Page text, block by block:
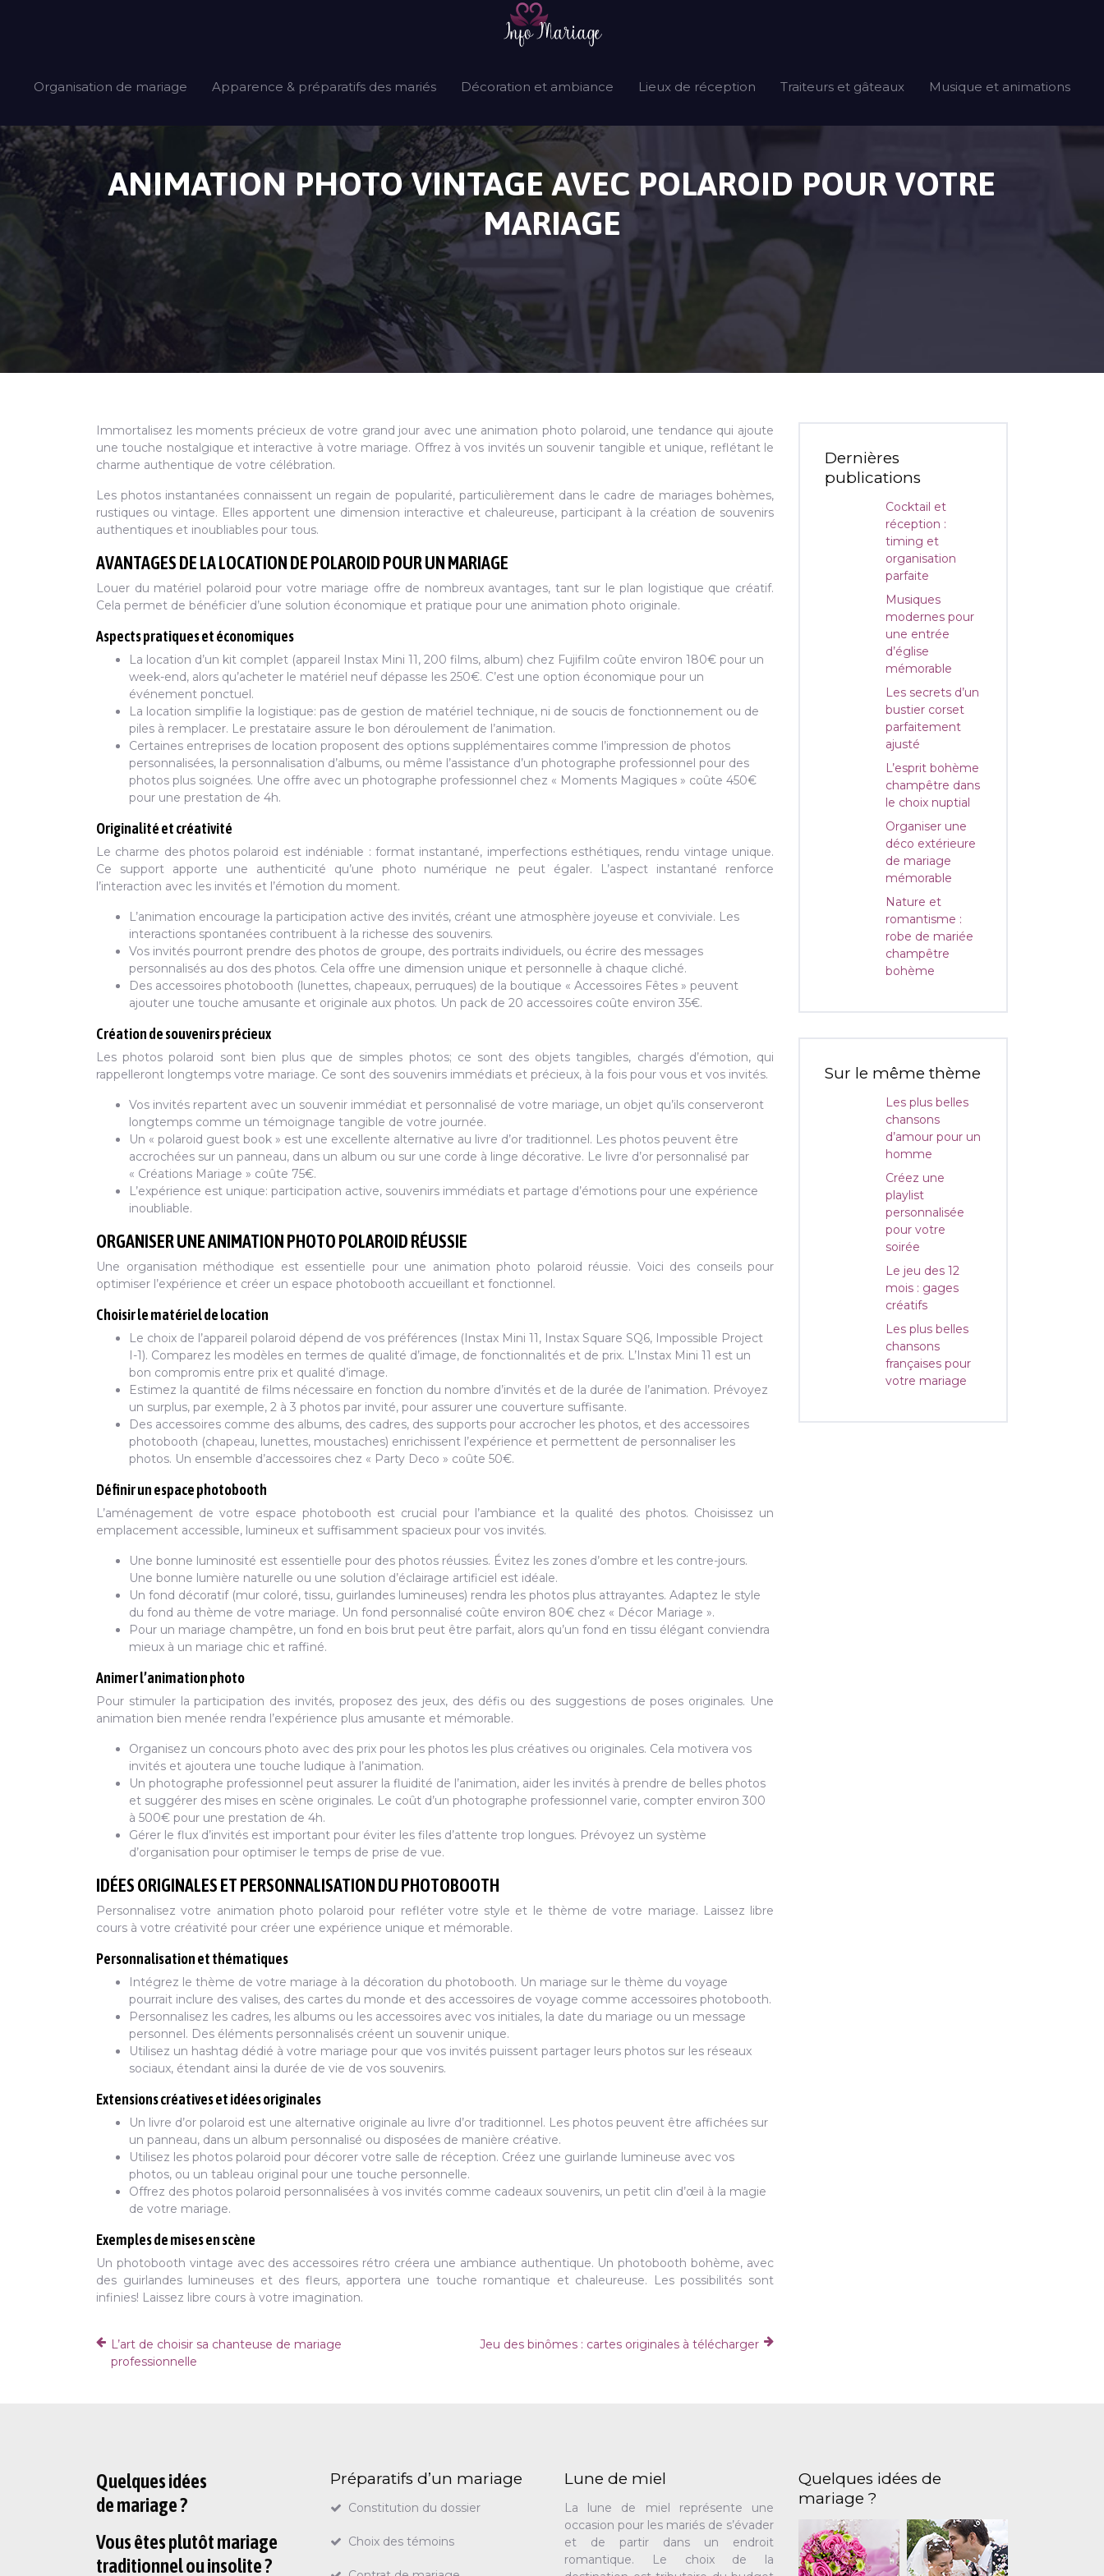
Organisation de mariage Apparence & préparatifs des mariés Décoration et ambiance Lieux de réception Traiteurs et gâteaux Musique et animations
ANIMATION PHOTO VINTAGE AVEC POLAROID POUR VOTRE
MARIAGE
Immortalisez les moments précieux de votre grand jour avec une animation photo polaroid, une tendance qui ajoute
une touche nostalgique et interactive à votre mariage. Offrez à vos invités un souvenir tangible et unique, reflétant le
charme authentique de votre célébration.
Les photos instantanées connaissent un regain de popularité, particulièrement dans le cadre de mariages bohèmes,
rustiques ou vintage. Elles apportent une dimension interactive et chaleureuse, participant à la création de souvenirs
authentiques et inoubliables pour tous.
AVANTAGES DE LA LOCATION DE POLAROID POUR UN MARIAGE
Louer du matériel polaroid pour votre mariage offre de nombreux avantages, tant sur le plan logistique que créatif.
Cela permet de bénéficier d’une solution économique et pratique pour une animation photo originale.
Aspects pratiques et économiques
La location d’un kit complet (appareil Instax Mini 11, 200 films, album) chez Fujifilm coûte environ 180€ pour un
week-end, alors qu’acheter le matériel neuf dépasse les 250€. C’est une option économique pour un
événement ponctuel.
La location simplifie la logistique: pas de gestion de matériel technique, ni de soucis de fonctionnement ou de
piles à remplacer. Le prestataire assure le bon déroulement de l’animation.
Certaines entreprises de location proposent des options supplémentaires comme l’impression de photos
personnalisées, la personnalisation d’albums, ou même l’assistance d’un photographe professionnel pour des
photos plus soignées. Une offre avec un photographe professionnel chez « Moments Magiques » coûte 450€
pour une prestation de 4h.
Originalité et créativité
Le charme des photos polaroid est indéniable : format instantané, imperfections esthétiques, rendu vintage unique.
Ce support apporte une authenticité qu’une photo numérique ne peut égaler. L’aspect instantané renforce
l’interaction avec les invités et l’émotion du moment.
L’animation encourage la participation active des invités, créant une atmosphère joyeuse et conviviale. Les
interactions spontanées contribuent à la richesse des souvenirs.
Vos invités pourront prendre des photos de groupe, des portraits individuels, ou écrire des messages
personnalisés au dos des photos. Cela offre une dimension unique et personnelle à chaque cliché.
Des accessoires photobooth (lunettes, chapeaux, perruques) de la boutique « Accessoires Fêtes » peuvent
ajouter une touche amusante et originale aux photos. Un pack de 20 accessoires coûte environ 35€.
Création de souvenirs précieux
Les photos polaroid sont bien plus que de simples photos; ce sont des objets tangibles, chargés d’émotion, qui
rappelleront longtemps votre mariage. Ce sont des souvenirs immédiats et précieux, à la fois pour vous et vos invités.
Vos invités repartent avec un souvenir immédiat et personnalisé de votre mariage, un objet qu’ils conserveront
longtemps comme un témoignage tangible de votre journée.
Un « polaroid guest book » est une excellente alternative au livre d’or traditionnel. Les photos peuvent être
accrochées sur un panneau, dans un album ou sur une corde à linge décorative. Le livre d’or personnalisé par
« Créations Mariage » coûte 75€.
L’expérience est unique: participation active, souvenirs immédiats et partage d’émotions pour une expérience
inoubliable.
ORGANISER UNE ANIMATION PHOTO POLAROID RÉUSSIE
Une organisation méthodique est essentielle pour une animation photo polaroid réussie. Voici des conseils pour
optimiser l’expérience et créer un espace photobooth accueillant et fonctionnel.
Choisir le matériel de location
Le choix de l’appareil polaroid dépend de vos préférences (Instax Mini 11, Instax Square SQ6, Impossible Project
I-1). Comparez les modèles en termes de qualité d’image, de fonctionnalités et de prix. L’Instax Mini 11 est un
bon compromis entre prix et qualité d’image.
Estimez la quantité de films nécessaire en fonction du nombre d’invités et de la durée de l’animation. Prévoyez
un surplus, par exemple, 2 à 3 photos par invité, pour assurer une couverture suffisante.
Des accessoires comme des albums, des cadres, des supports pour accrocher les photos, et des accessoires
photobooth (chapeau, lunettes, moustaches) enrichissent l’expérience et permettent de personnaliser les
photos. Un ensemble d’accessoires chez « Party Deco » coûte 50€.
Définir un espace photobooth
L’aménagement de votre espace photobooth est crucial pour l’ambiance et la qualité des photos. Choisissez un
emplacement accessible, lumineux et suffisamment spacieux pour vos invités.
Une bonne luminosité est essentielle pour des photos réussies. Évitez les zones d’ombre et les contre-jours.
Une bonne lumière naturelle ou une solution d’éclairage artificiel est idéale.
Un fond décoratif (mur coloré, tissu, guirlandes lumineuses) rendra les photos plus attrayantes. Adaptez le style
du fond au thème de votre mariage. Un fond personnalisé coûte environ 80€ chez « Décor Mariage ».
Pour un mariage champêtre, un fond en bois brut peut être parfait, alors qu’un fond en tissu élégant conviendra
mieux à un mariage chic et raffiné.
Animer l’animation photo
Pour stimuler la participation des invités, proposez des jeux, des défis ou des suggestions de poses originales. Une
animation bien menée rendra l’expérience plus amusante et mémorable.
Organisez un concours photo avec des prix pour les photos les plus créatives ou originales. Cela motivera vos
invités et ajoutera une touche ludique à l’animation.
Un photographe professionnel peut assurer la fluidité de l’animation, aider les invités à prendre de belles photos
et suggérer des mises en scène originales. Le coût d’un photographe professionnel varie, compter environ 300
à 500€ pour une prestation de 4h.
Gérer le flux d’invités est important pour éviter les files d’attente trop longues. Prévoyez un système
d’organisation pour optimiser le temps de prise de vue.
IDÉES ORIGINALES ET PERSONNALISATION DU PHOTOBOOTH
Personnalisez votre animation photo polaroid pour refléter votre style et le thème de votre mariage. Laissez libre
cours à votre créativité pour créer une expérience unique et mémorable.
Personnalisation et thématiques
Intégrez le thème de votre mariage à la décoration du photobooth. Un mariage sur le thème du voyage
pourrait inclure des valises, des cartes du monde et des accessoires de voyage comme accessoires photobooth.
Personnalisez les cadres, les albums ou les accessoires avec vos initiales, la date du mariage ou un message
personnel. Des éléments personnalisés créent un souvenir unique.
Utilisez un hashtag dédié à votre mariage pour que vos invités puissent partager leurs photos sur les réseaux
sociaux, étendant ainsi la durée de vie de vos souvenirs.
Extensions créatives et idées originales
Un livre d’or polaroid est une alternative originale au livre d’or traditionnel. Les photos peuvent être affichées sur
un panneau, dans un album personnalisé ou disposées de manière créative.
Utilisez les photos polaroid pour décorer votre salle de réception. Créez une guirlande lumineuse avec vos
photos, ou un tableau original pour une touche personnelle.
Offrez des photos polaroid personnalisées à vos invités comme cadeaux souvenirs, un petit clin d’œil à la magie
de votre mariage.
Exemples de mises en scène
Un photobooth vintage avec des accessoires rétro créera une ambiance authentique. Un photobooth bohème, avec
des guirlandes lumineuses et des fleurs, apportera une touche romantique et chaleureuse. Les possibilités sont
infinies! Laissez libre cours à votre imagination.
L’art de choisir sa chanteuse de mariage
professionnelle
Jeu des binômes : cartes originales à télécharger
Dernières
publications
Cocktail et
réception :
timing et
organisation
parfaite
Musiques
modernes pour
une entrée
d’église
mémorable
Les secrets d’un
bustier corset
parfaitement
ajusté
L’esprit bohème
champêtre dans
le choix nuptial
Organiser une
déco extérieure
de mariage
mémorable
Nature et
romantisme :
robe de mariée
champêtre
bohème
Sur le même thème
Les plus belles
chansons
d’amour pour un
homme
Créez une
playlist
personnalisée
pour votre
soirée
Le jeu des 12
mois : gages
créatifs
Les plus belles
chansons
françaises pour
votre mariage
Quelques idées
de mariage ?
Vous êtes plutôt mariage
traditionnel ou insolite ?
Préparatifs d’un mariage
Constitution du dossier
Choix des témoins
Lune de miel
La lune de miel représente une
occasion pour les mariés de s’évader
et de partir dans un endroit
romantique. Le choix de la
Quelques idées de
mariage ?